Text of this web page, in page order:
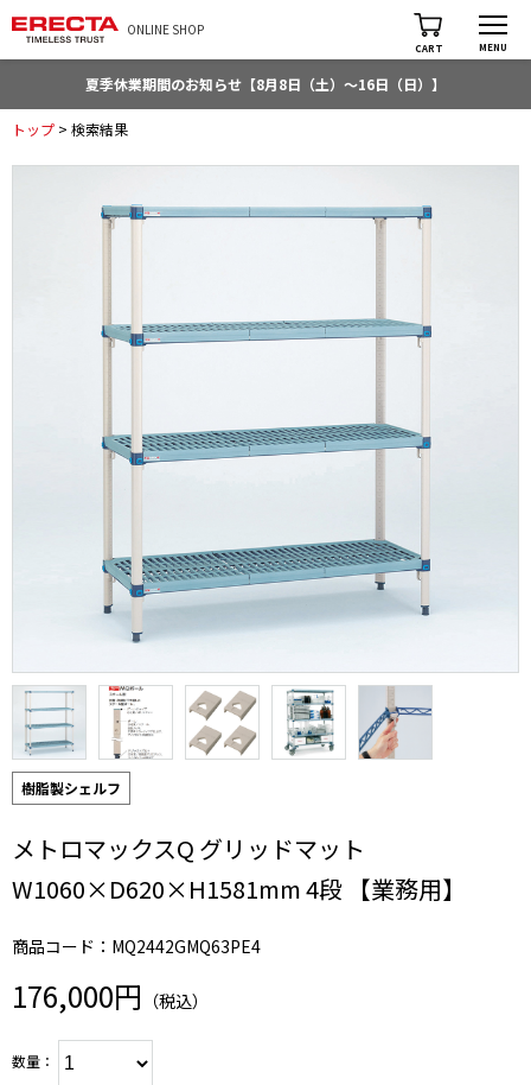
ONLINE SHOP
CART MENU
夏季休業期間のお知らせ【8月8日（土）～16日（日）】
トップ > 検索結果
樹脂製シェルフ
メトロマックスQ グリッドマット
W1060×D620×H1581mm 4段 【業務用】
商品コード：MQ2442GMQ63PE4
176,000円 （税込）
数量：